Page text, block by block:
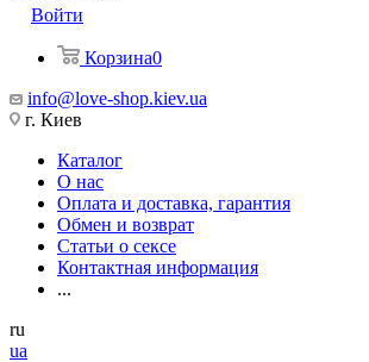
Войти
Корзина0
info@love-shop.kiev.ua
г. Киев
Каталог
О нас
Оплата и доставка, гарантия
Обмен и возврат
Статьи о сексе
Контактная информация
...
ru
ua